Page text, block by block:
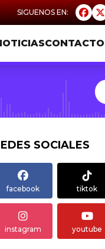
SOCIALES
facebook tiktok
instagram youtube